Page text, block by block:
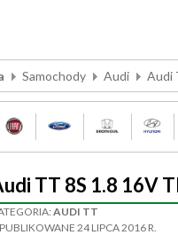
Samochody Audi Audi
TT 8S 1.8 16V
AUDI TT
24 LIPCA 2016 R.